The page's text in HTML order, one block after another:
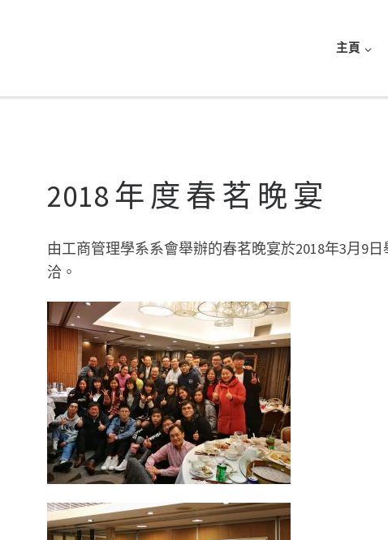
主頁
2018 年 度 春 茗 晚 宴
由工商管理學系系會舉辦的春茗晚宴於2018年3月9
洽。